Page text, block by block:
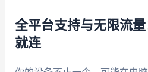
全平台支持与无限流
就连